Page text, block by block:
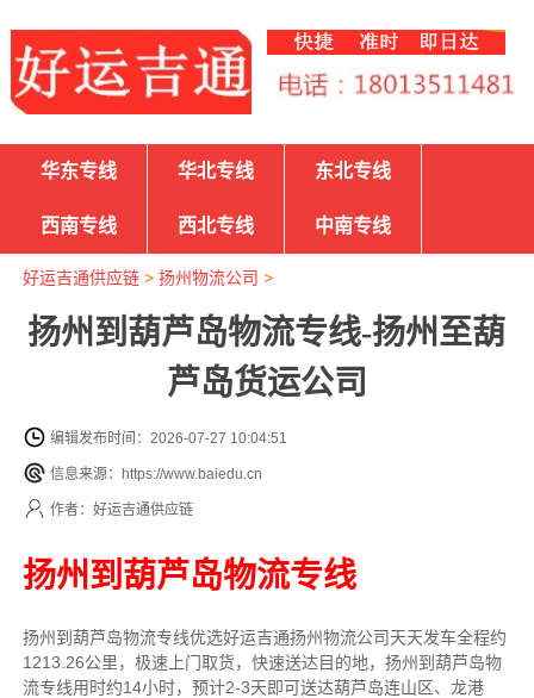
华东专线 华北专线 东北专线
西南专线 西北专线 中南专线
好运吉通供应链> 扬州物流公司 >
扬州到葫芦岛物流专线-扬州至葫
芦岛货运公司
编辑发布时间：2026-07-27 10:04:51
信息来源：https://www.baiedu.cn
作者：好运吉通供应链
扬州到葫芦岛物流专线
扬州到葫芦岛物流专线优选好运吉通扬州物流公司天天发车全程约
1213.26公里， 极速上门取货，快速送达目的地，扬州到葫芦岛物
流专线用时约14小时，预计2-3天即可送达葫芦岛连山区、龙港